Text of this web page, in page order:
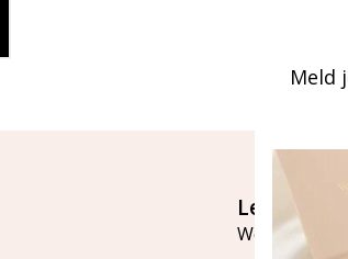
Let's stay
Word lid van
Meld